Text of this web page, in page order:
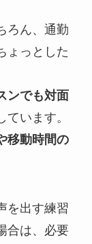
ろん、通勤
ょっとした
ンでも対面
ています。
移動時間の
を出す練習
合は、必要